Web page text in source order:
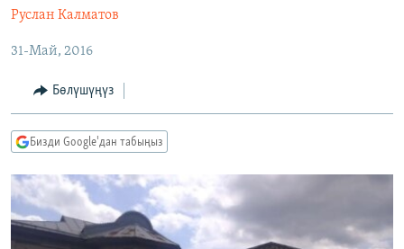
ЭКОНОМИКА
МАДАНИЯТ
БОРБОР АЗИЯ
АТАЙЫН ИЛИКТӨӨ
ТВ ПРОГРАММАЛАР
БҮГҮН АЗАТТЫКТА
БИЗ ЖАНА ДҮЙНӨ
ДАНИСТЕ
ЭЖЕ-СИҢДИЛЕР
ПОДКАСТ
ӨЗГӨЧӨ ПИКИР
ОНЛАЙН ШЕРИНЕ
Руслан Калматов
31-Май, 2016
Бөлүшүңүз
Бизди Google'дан табыңыз